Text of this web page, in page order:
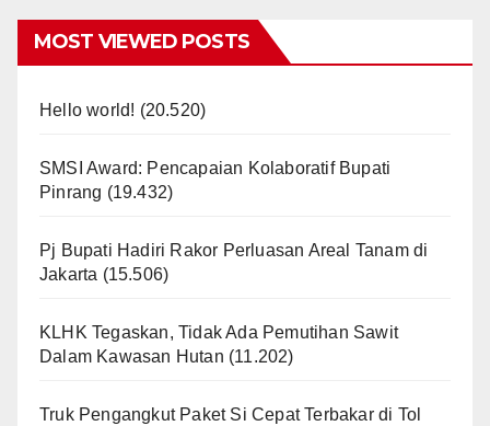
MOST VIEWED POSTS
Hello world! (20.520)
SMSI Award: Pencapaian Kolaboratif Bupati
Pinrang (19.432)
Pj Bupati Hadiri Rakor Perluasan Areal Tanam di
Jakarta (15.506)
KLHK Tegaskan, Tidak Ada Pemutihan Sawit
Dalam Kawasan Hutan (11.202)
Truk Pengangkut Paket Si Cepat Terbakar di Tol